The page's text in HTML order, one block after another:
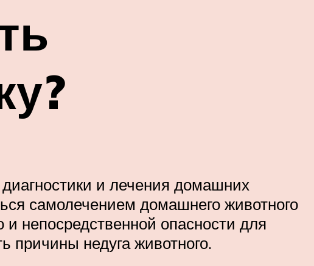
и лечения домашних
самолечением домашнего животного
непосредственной опасности для
причины недуга животного.